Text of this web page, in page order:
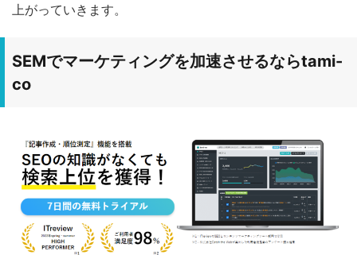
上がっていきます。
SEMでマーケティングを加速させるならtami-
co